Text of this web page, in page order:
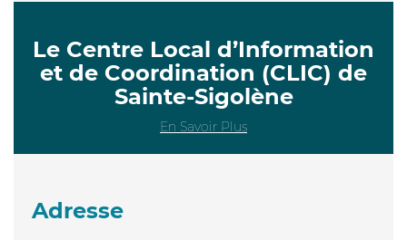
Le Centre Local d’Information
et de Coordination (CLIC) de
Sainte-Sigolène
En Savoir Plus
Adresse